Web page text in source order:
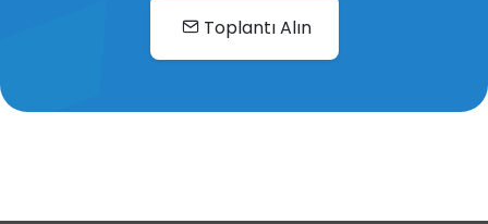
Toplantı Alın